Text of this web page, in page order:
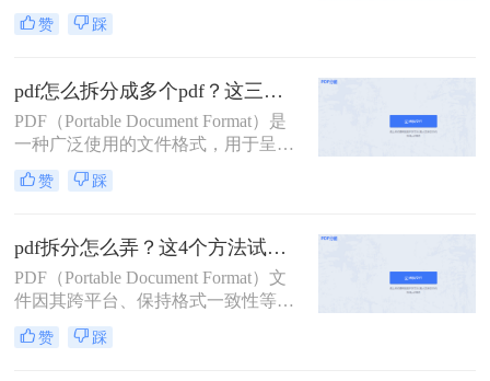
响，因此我们经常使用PDF来传输文
件。但是，经常会遇到一种情况，需
部分内容，有些内容并不方便给他人
看。因此，此时最好的办法就是把它
拆分。所以，怎么将pdf拆分成多个
呢？以下是3种有用的PDF拆分方法，
一起来看看吧。
赞 踩
pdf怎么拆分成多个pdf？这三种方法教你轻松拆分！
PDF（Portable Document Format）是
一种广泛使用的文件格式，用于呈现
文档，因为它可以保持原始文档的格
式和布局，不受操作系统、软件或硬
将一个大型PDF文件拆分成多个较小
的PDF文件，以便于传输、编辑或阅
读。那么pdf怎么拆分成多个pdf呢？
本文将介绍三种拆分PDF的方法，并
提供一些实用技巧。
赞 踩
pdf拆分怎么弄？这4个方法试试看吧！
PDF（Portable Document Format）文
件因其跨平台、保持格式一致性等特
点，在办公和学习中得到了广泛应
用。然而，有时我们需要将一个较大
赞 踩